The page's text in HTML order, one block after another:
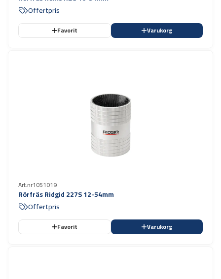
Offertpris
Favorit Varukorg
Art.nr1051019
Rörfräs Ridgid 227S 12-54mm
Offertpris
Favorit Varukorg